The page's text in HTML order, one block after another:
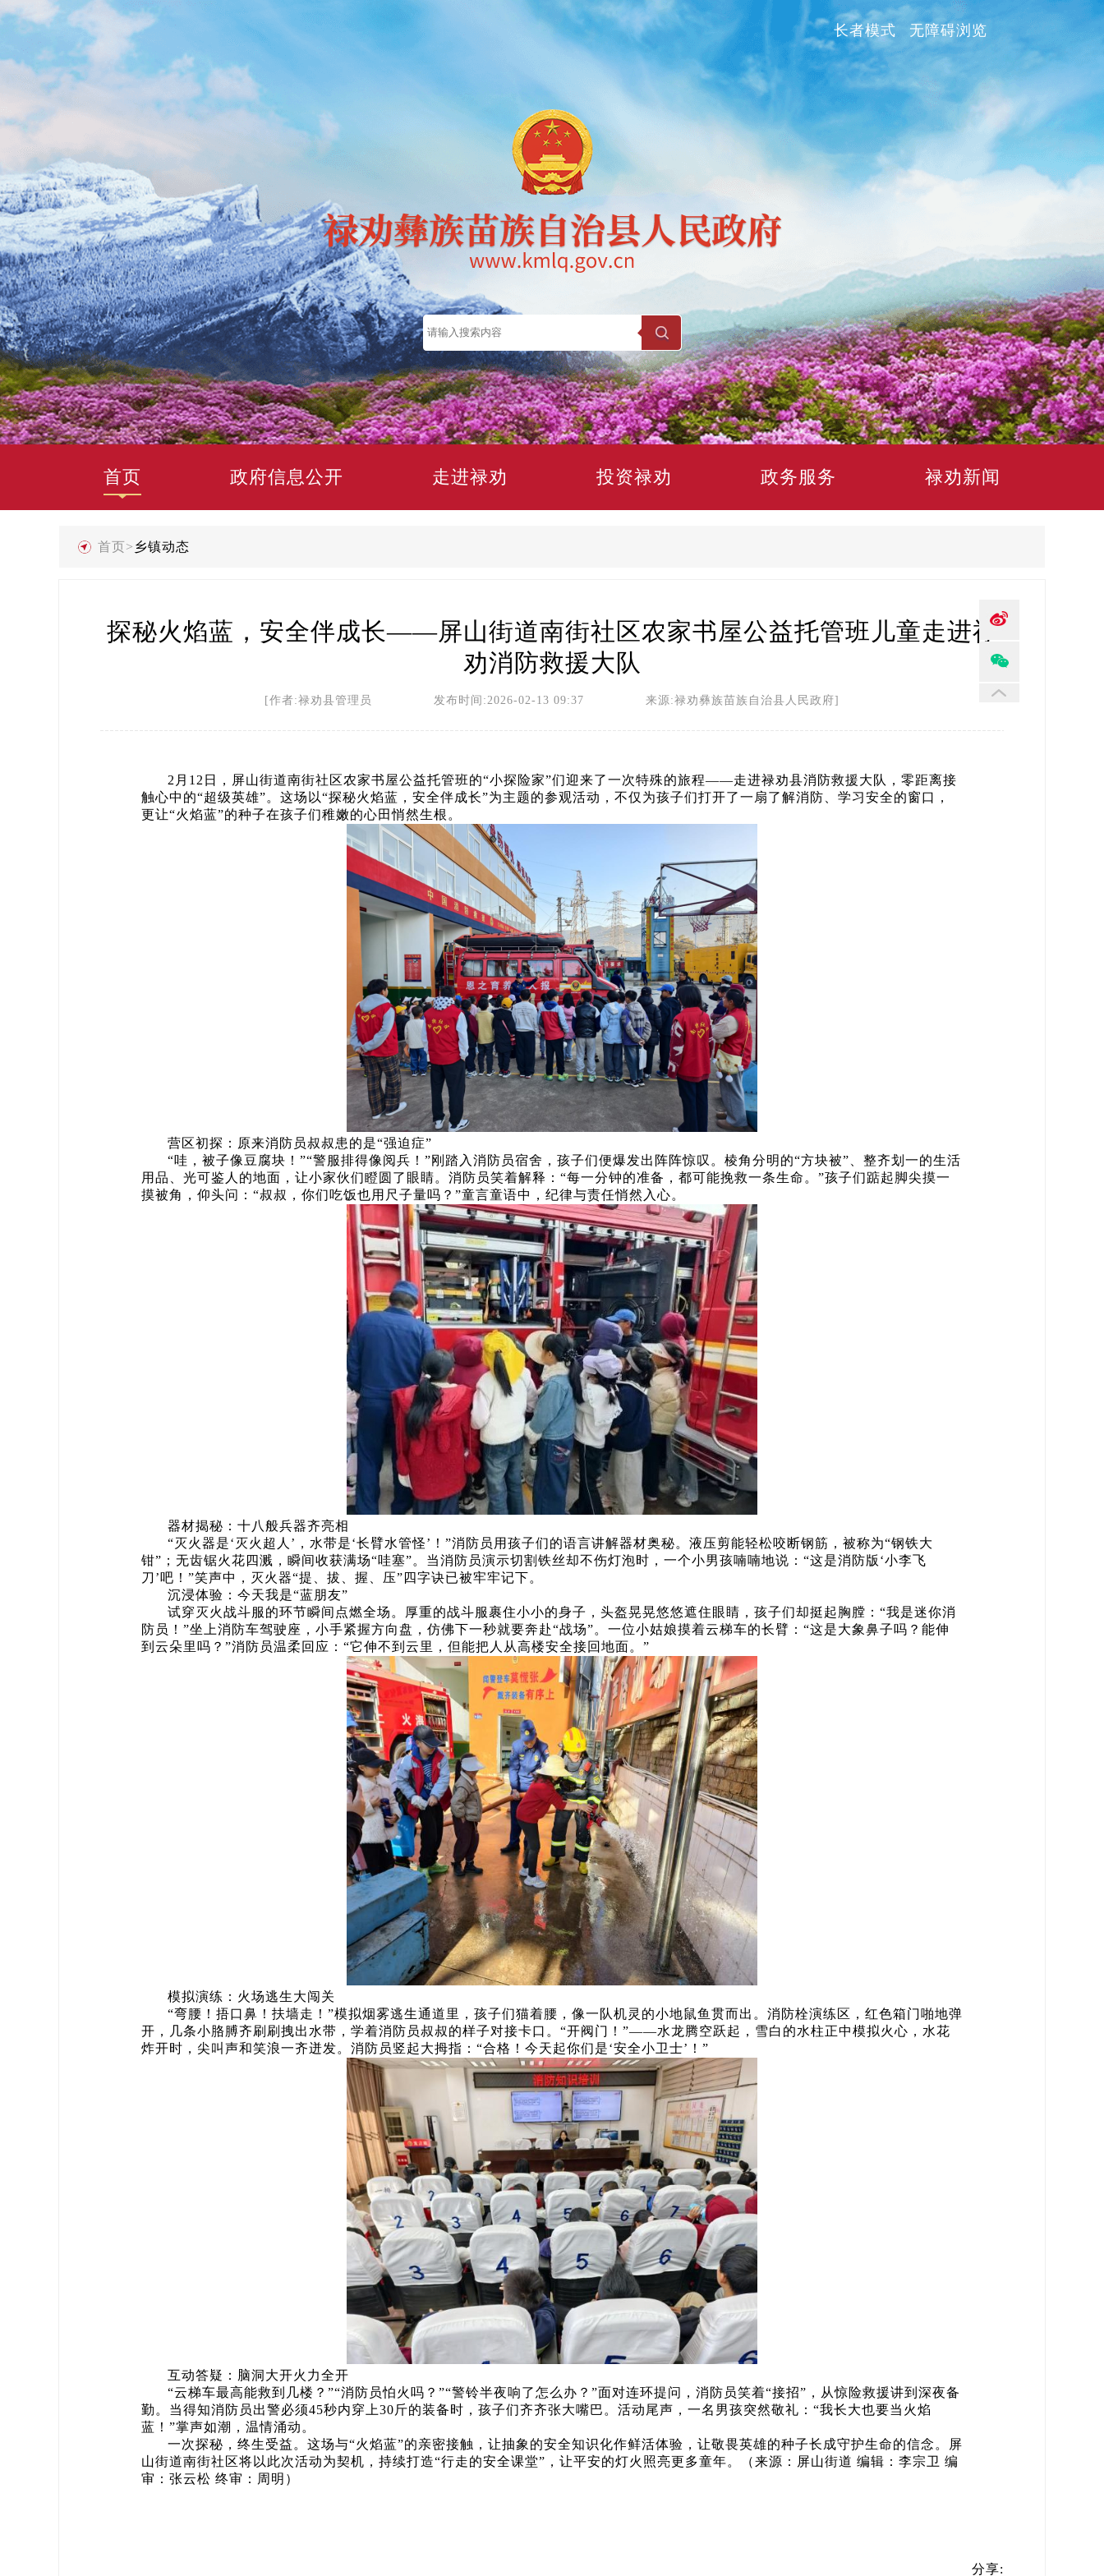
无障碍浏览
长者模式
首页 政府信息公开 走进禄劝 投资禄劝 政务服务 禄劝新闻
首页> 乡镇动态
探秘火焰蓝，安全伴成长——屏山街道南街社区农家书屋公益托管班儿童走进禄
劝消防救援大队
[作者:禄劝县管理员 发布时间:2026-02-13 09:37 来源:禄劝彝族苗族自治县人民政府]
2月12日，屏山街道南街社区农家书屋公益托管班的“小探险家”们迎来了一次特殊的旅程——走进禄劝县消防救援大队，零距离接
触心中的“超级英雄”。这场以“探秘火焰蓝，安全伴成长”为主题的参观活动，不仅为孩子们打开了一扇了解消防、学习安全的窗口，
更让“火焰蓝”的种子在孩子们稚嫩的心田悄然生根。
营区初探：原来消防员叔叔患的是“强迫症”
“哇，被子像豆腐块！”“警服排得像阅兵！”刚踏入消防员宿舍，孩子们便爆发出阵阵惊叹。棱角分明的“方块被”、整齐划一的生活
用品、光可鉴人的地面，让小家伙们瞪圆了眼睛。消防员笑着解释：“每一分钟的准备，都可能挽救一条生命。”孩子们踮起脚尖摸一
摸被角，仰头问：“叔叔，你们吃饭也用尺子量吗？”童言童语中，纪律与责任悄然入心。
器材揭秘：十八般兵器齐亮相
“灭火器是‘灭火超人’，水带是‘长臂水管怪’！”消防员用孩子们的语言讲解器材奥秘。液压剪能轻松咬断钢筋，被称为“钢铁大
钳”；无齿锯火花四溅，瞬间收获满场“哇塞”。当消防员演示切割铁丝却不伤灯泡时，一个小男孩喃喃地说：“这是消防版‘小李飞
刀’吧！”笑声中，灭火器“提、拔、握、压”四字诀已被牢牢记下。
沉浸体验：今天我是“蓝朋友”
试穿灭火战斗服的环节瞬间点燃全场。厚重的战斗服裹住小小的身子，头盔晃晃悠悠遮住眼睛，孩子们却挺起胸膛：“我是迷你消
防员！”坐上消防车驾驶座，小手紧握方向盘，仿佛下一秒就要奔赴“战场”。一位小姑娘摸着云梯车的长臂：“这是大象鼻子吗？能伸
到云朵里吗？”消防员温柔回应：“它伸不到云里，但能把人从高楼安全接回地面。”
模拟演练：火场逃生大闯关
“弯腰！捂口鼻！扶墙走！”模拟烟雾逃生通道里，孩子们猫着腰，像一队机灵的小地鼠鱼贯而出。消防栓演练区，红色箱门啪地弹
开，几条小胳膊齐刷刷拽出水带，学着消防员叔叔的样子对接卡口。“开阀门！”——水龙腾空跃起，雪白的水柱正中模拟火心，水花
炸开时，尖叫声和笑浪一齐迸发。消防员竖起大拇指：“合格！今天起你们是‘安全小卫士’！”
互动答疑：脑洞大开火力全开
“云梯车最高能救到几楼？”“消防员怕火吗？”“警铃半夜响了怎么办？”面对连环提问，消防员笑着“接招”，从惊险救援讲到深夜备
勤。当得知消防员出警必须45秒内穿上30斤的装备时，孩子们齐齐张大嘴巴。活动尾声，一名男孩突然敬礼：“我长大也要当火焰
蓝！”掌声如潮，温情涌动。
一次探秘，终生受益。这场与“火焰蓝”的亲密接触，让抽象的安全知识化作鲜活体验，让敬畏英雄的种子长成守护生命的信念。屏
山街道南街社区将以此次活动为契机，持续打造“行走的安全课堂”，让平安的灯火照亮更多童年。（来源：屏山街道 编辑：李宗卫 编
审：张云松 终审：周明）
分享: